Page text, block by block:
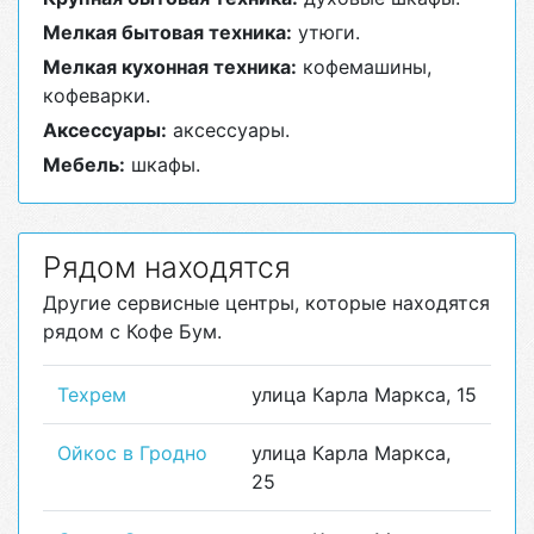
Мелкая бытовая техника: утюги.
Мелкая кухонная техника: кофемашины,
кофеварки.
Аксессуары: аксессуары.
Мебель: шкафы.
Рядом находятся
Другие сервисные центры, которые находятся
рядом с Кофе Бум.
Техрем улица Карла Маркса, 15
Ойкос в Гродно
улица Карла Маркса,
25